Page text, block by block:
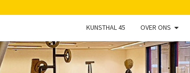
KUNSTHAL 45 OVER ONS